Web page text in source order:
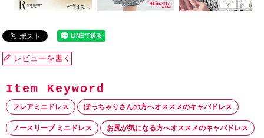
レビューを書く
フレアミニドレス ぽっちゃりさんの方へオススメのキャバドレス
ノースリーブ ミニドレス お尻が気になる方へオススメのキャバドレス